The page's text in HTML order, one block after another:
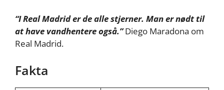
“I Real Madrid er de alle stjerner. Man er nødt til
at have vandhentere også.”Diego Maradona om
Real Madrid.
Fakta